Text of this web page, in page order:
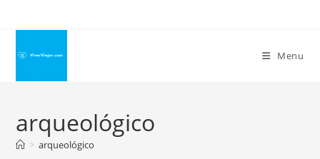
conteúdo
Menu
arqueológico
> arqueológico